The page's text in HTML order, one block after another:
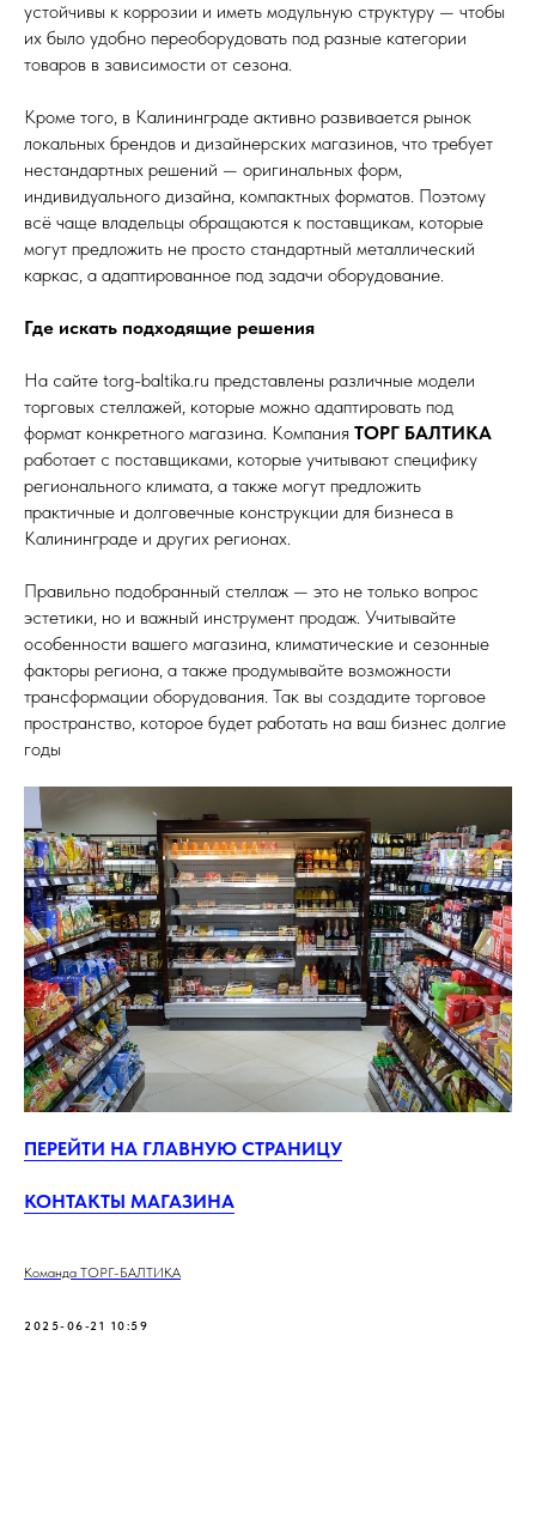
устойчивы к коррозии и иметь модульную структуру — чтобы
их было удобно переоборудовать под разные категории
товаров в зависимости от сезона.
Кроме того, в Калининграде активно развивается рынок
локальных брендов и дизайнерских магазинов, что требует
нестандартных решений — оригинальных форм,
индивидуального дизайна, компактных форматов. Поэтому
всё чаще владельцы обращаются к поставщикам, которые
могут предложить не просто стандартный металлический
каркас, а адаптированное под задачи оборудование.
Где искать подходящие решения
На сайте torg-baltika.ru представлены различные модели
торговых стеллажей, которые можно адаптировать под
формат конкретного магазина. Компания ТОРГ БАЛТИКА
работает с поставщиками, которые учитывают специфику
регионального климата, а также могут предложить
практичные и долговечные конструкции для бизнеса в
Калининграде и других регионах.
Правильно подобранный стеллаж — это не только вопрос
эстетики, но и важный инструмент продаж. Учитывайте
особенности вашего магазина, климатические и сезонные
факторы региона, а также продумывайте возможности
трансформации оборудования. Так вы создадите торговое
пространство, которое будет работать на ваш бизнес долгие
годы
ПЕРЕЙТИ НА ГЛАВНУЮ СТРАНИЦУ
КОНТАКТЫ МАГАЗИНА
Команда ТОРГ-БАЛТИКА
2025-06-21 10:59